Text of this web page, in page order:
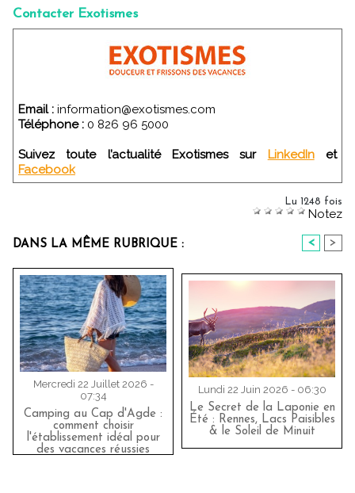
Contacter Exotismes
Email : information@exotismes.com
Téléphone : 0 826 96 5000
Suivez toute l’actualité Exotismes sur LinkedIn
et
Facebook
Lu 1248 fois
Notez
DANS LA MÊME RUBRIQUE : < >
Mercredi 22 Juillet 2026 -
07:34
Camping au Cap d'Agde :
comment choisir
l'établissement idéal pour
des vacances réussies
Lundi 22 Juin 2026 - 06:30
Le Secret de la Laponie en
Été : Rennes, Lacs Paisibles
& le Soleil de Minuit